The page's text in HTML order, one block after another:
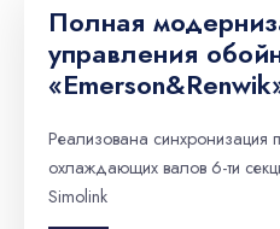
Полная
управления
Реализована синхронизация
охлаждающих валов 6-ти
Simolink